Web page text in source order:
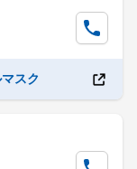
スク